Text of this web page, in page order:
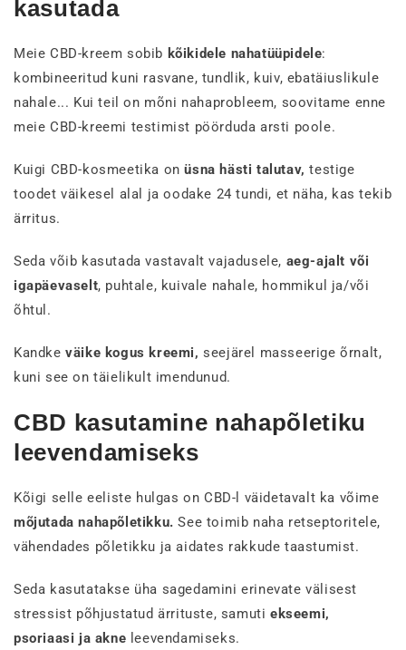
kasutada
Meie CBD-kreem sobib kõikidele nahatüüpidele:
kombineeritud kuni rasvane, tundlik, kuiv, ebatäiuslikule
nahale... Kui teil on mõni nahaprobleem, soovitame enne
meie CBD-kreemi testimist pöörduda arsti poole.
Kuigi CBD-kosmeetika onüsna hästi talutav,testige
toodet väikesel alal ja oodake 24 tundi, et näha, kas tekib
ärritus.
Seda võib kasutada vastavalt vajadusele, aeg-ajalt või
igapäevaselt, puhtale, kuivale nahale, hommikul ja/või
õhtul.
Kandke väike kogus kreemi, seejärel masseerige õrnalt,
kuni see on täielikult imendunud.
CBD kasutamine nahapõletiku
leevendamiseks
Kõigi selle eeliste hulgas on CBD-l väidetavalt ka võime
mõjutada nahapõletikku. See toimib naha retseptoritele,
vähendades põletikku ja aidates rakkude taastumist.
Seda kasutatakse üha sagedamini erinevate välisest
stressist põhjustatud ärrituste, samuti ekseemi,
psoriaasi ja akne leevendamiseks.